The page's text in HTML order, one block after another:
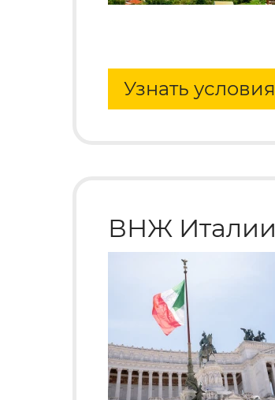
Узнать условия
ВНЖ Италии